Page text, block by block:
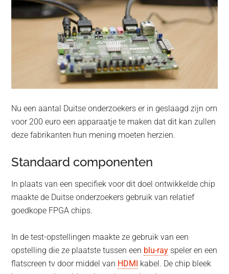
Nu een aantal Duitse onderzoekers er in geslaagd zijn om
voor 200 euro een apparaatje te maken dat dit kan zullen
deze fabrikanten hun mening moeten herzien.
Standaard componenten
In plaats van een specifiek voor dit doel ontwikkelde chip
maakte de Duitse onderzoekers gebruik van relatief
goedkope FPGA chips.
In de test-opstellingen maakte ze gebruik van een
opstelling die ze plaatste tussen een blu-ray speler en een
flatscreen tv door middel van HDMI kabel. De chip bleek